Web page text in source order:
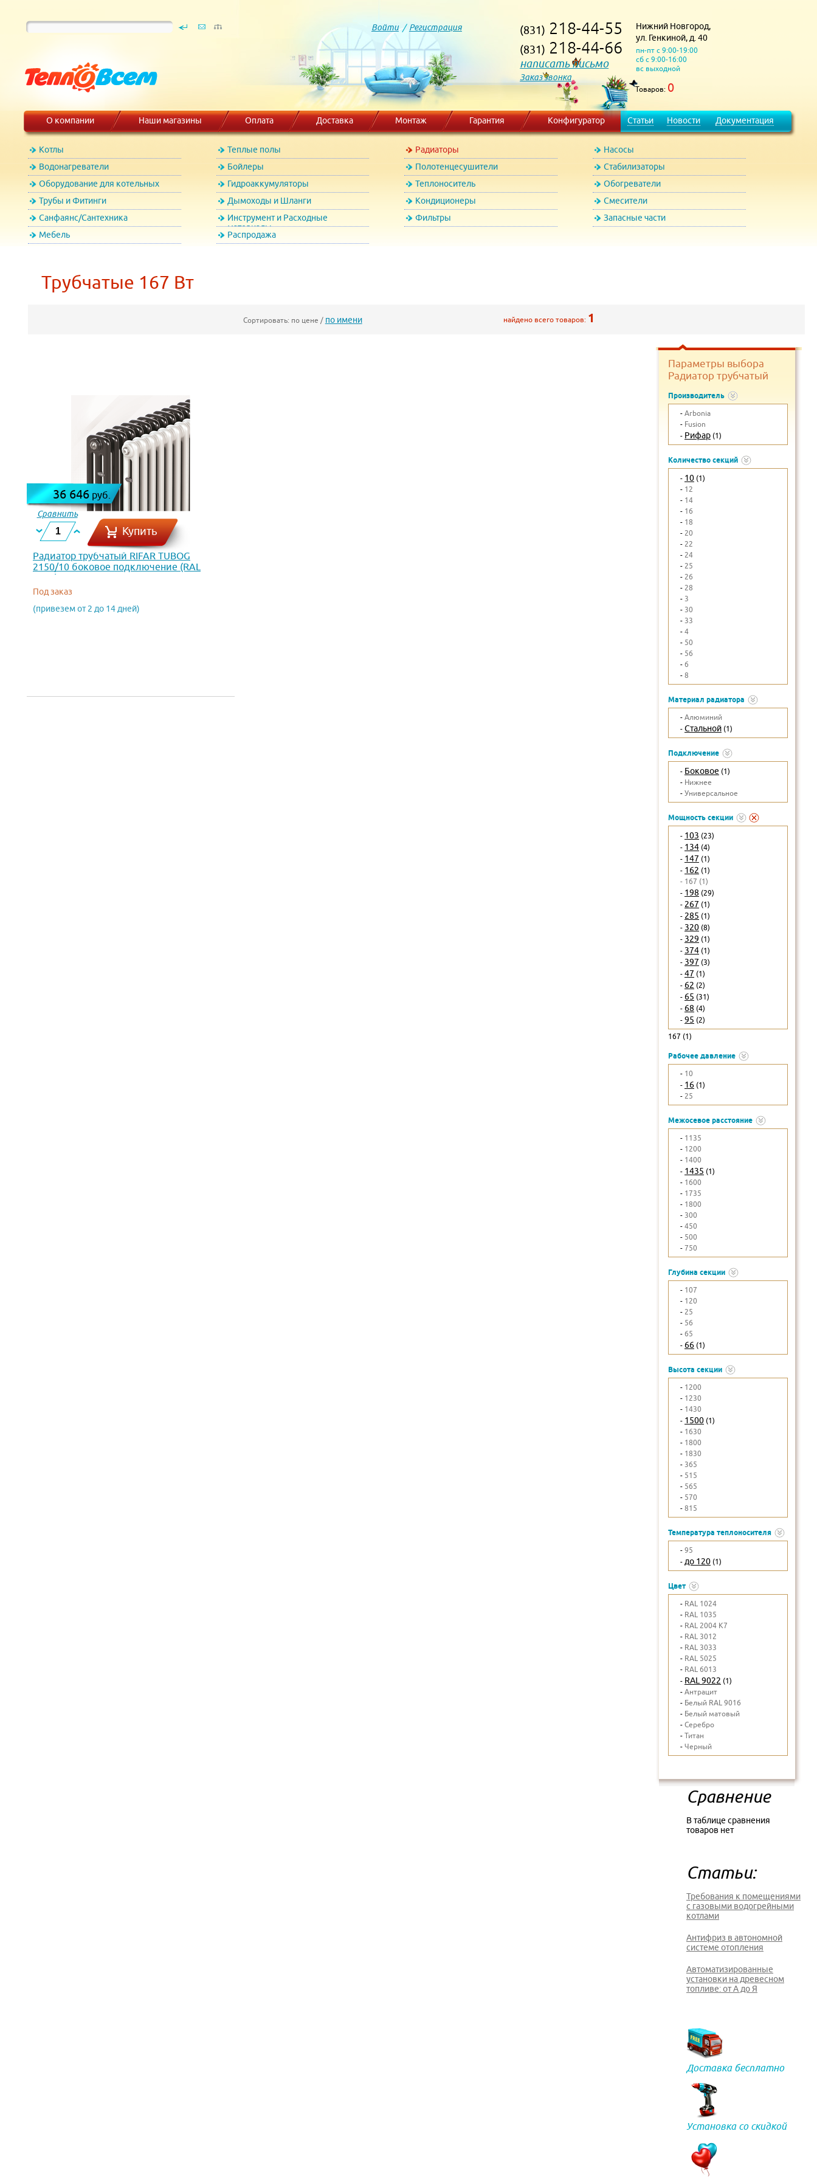
Войти/ Регистрация (831) 218-44-55
(831) 218-44-66
написать письмо
Заказ звонка
Нижний Новгород,
ул. Генкиной, д. 40
пн-пт с 9:00-19:00
сб с 9:00-16:00
вс выходной
Товаров: 0
О компании Наши магазины Оплата Доставка Монтаж Гарантия Конфигуратор Статьи Новости Документация
Котлы Теплые полы Радиаторы
Насосы
Водонагреватели
Бойлеры Полотенцесушители
Стабилизаторы
Оборудование для котельных
Гидроаккумуляторы Теплоноситель
Обогреватели
Трубы и Фитинги
Дымоходы и Шланги Кондиционеры
Смесители
Санфаянс/Сантехника
Инструмент и Расходные
материалы
Фильтры
Запасные части
Мебель
Распродажа
Трубчатые 167 Вт
Сортировать: по цене / по имени найдено всего товаров: 1
Параметры выбора
Радиатор трубчатый
Производитель
- Arbonia
- Fusion
- Рифар (1)
Количество секций
- 10 (1)
- 12
- 14
- 16
- 18
- 20
- 22
- 24
- 25
- 26
- 28
- 3
- 30
- 33
- 4
- 50
- 56
- 6
- 8
Материал радиатора
- Алюминий
- Стальной (1)
Подключение
- Боковое (1)
- Нижнее
- Универсальное
Мощность секции
- 103 (23)
- 134 (4)
- 147 (1)
- 162 (1)
- 167 (1)
- 198 (29)
- 267 (1)
- 285 (1)
- 320 (8)
- 329 (1)
- 374 (1)
- 397 (3)
- 47 (1)
- 62 (2)
- 65 (31)
- 68 (4)
- 95 (2)
167 (1)
Рабочее давление
- 10
- 16 (1)
- 25
Межосевое расстояние
- 1135
- 1200
- 1400
- 1435 (1)
- 1600
- 1735
- 1800
- 300
- 450
- 500
- 750
Глубина секции
- 107
- 120
- 25
- 56
- 65
- 66 (1)
Высота секции
- 1200
- 1230
- 1430
- 1500 (1)
- 1630
- 1800
- 1830
- 365
- 515
- 565
- 570
- 815
Температура теплоносителя
- 95
- до 120 (1)
Цвет
- RAL 1024
- RAL 1035
- RAL 2004 K7
- RAL 3012
- RAL 3033
- RAL 5025
- RAL 6013
- RAL 9022 (1)
- Антрацит
- Белый RAL 9016
- Белый матовый
- Серебро
- Титан
- Черный
Сравнение
В таблице сравнения
товаров нет
Статьи:
Требования к помещениями
с газовыми водогрейными
котлами
Антифриз в автономной
системе отопления
Автоматизированные
установки на древесном
топливе: от А до Я
Доставка бесплатно
Установка со скидкой
36 646 руб.
Сравнить
Купить
Радиатор трубчатый RIFAR TUBOG
2150/10 боковое подключение (RAL
9022)
Под заказ
(привезем от 2 до 14 дней)